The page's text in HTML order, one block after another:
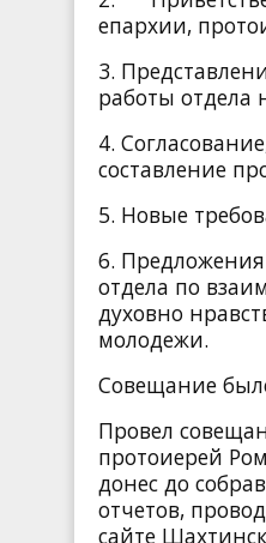
епархии,
3.
работы отдела
4.
составление
5. Новые
6.
отдела по
духовно
молодежи.
Совещание
Провел
протоиерей
донес до
отчетов,
сайте